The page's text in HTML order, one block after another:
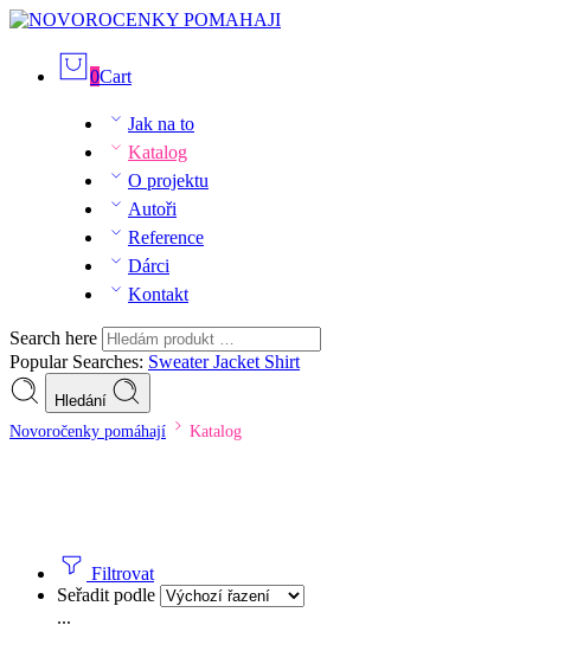
0Cart
Jak na to
Katalog
O projektu
Autoři
Reference
Dárci
Kontakt
Search here
Popular Searches: SweaterJacket Shirt
Hledání
Novoročenky pomáhají Katalog
Filtrovat
Seřadit podle
...